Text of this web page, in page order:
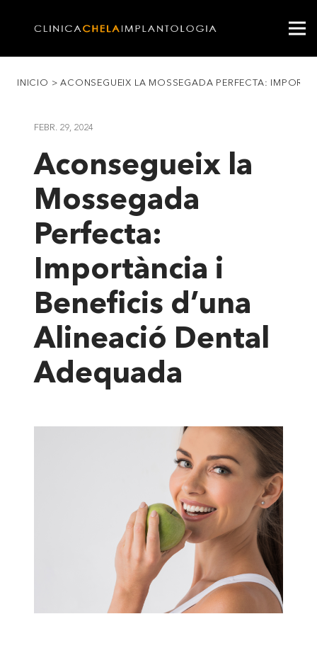
INICIO >ACONSEGUEIX LA MOSSEGADA PERFECTA:
FEBR. 29, 2024
Aconsegueix la
Mossegada
Perfecta:
Importància i
Beneficis d’una
Alineació Dental
Adequada